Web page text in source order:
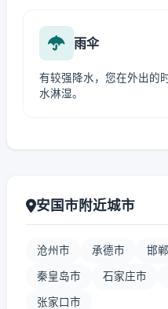
雨伞
有较强降水，您在外出的
水淋湿。
安国市附近城市
沧州市 承德市 邯
秦皇岛市 石家庄市
张家口市